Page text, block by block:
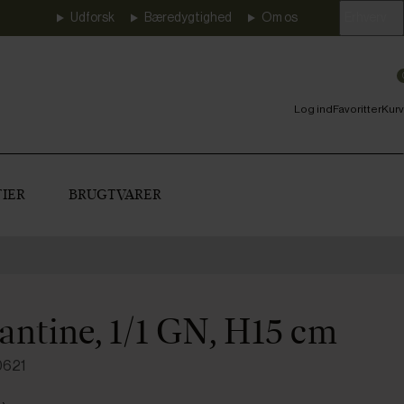
Udforsk Bæredygtighed Om os
Log indFavoritterKurv
BRUGTVARER
1/1 GN, H15 cm